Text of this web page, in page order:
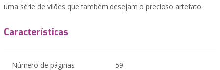
uma série de vilões que também desejam o precioso artefato.
Características
Número de páginas 59